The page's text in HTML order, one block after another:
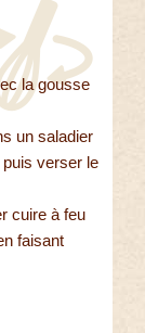
la gousse
un saladier
puis verser le
cuire à feu
faisant